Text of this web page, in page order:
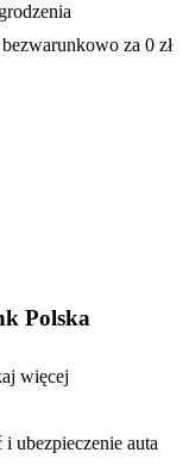
za 0 zł
Polska
więcej
ubezpieczenie auta